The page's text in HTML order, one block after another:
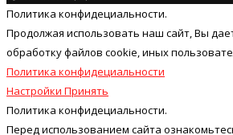
Политика конфидециальности.
Продолжая использовать наш cайт, Вы
обработку файлов cookie, иных
Политика конфидециальности
Настройки Принять
Политика конфидециальности.
Перед использованием сайта